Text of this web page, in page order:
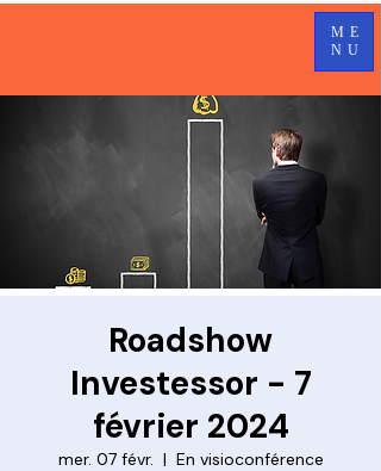
ME
NU
Roadshow
Investessor - 7
février 2024
mer. 07 févr.
  |
En visioconférence